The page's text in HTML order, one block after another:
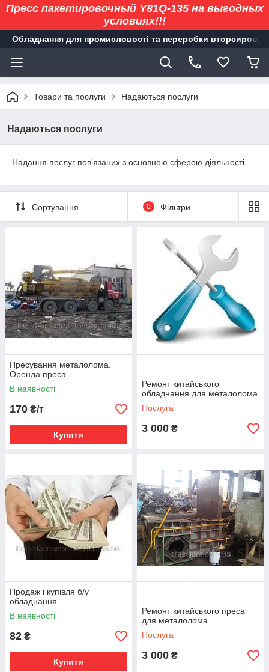
Пресс пакетировочный Y81Q-135 на выгодных
условиях!!!
Обладнання для промисловості та переробки
Товари та послуги Надаються послуги
Надаються послуги
Надання послуг пов'язаних з основною сферою діяльності.
Сортування 0 Фільтри
Пресування металолома.
Оренда преса.
В наявності
170 ₴/т
Купити
Ремонт китайського
обладнання для металолома
Послуга
3 000 ₴
Продаж і купівля б/у
обладнання.
В наявності
82 ₴
Купити
Ремонт китайського преса
для металолома
Послуга
3 000 ₴